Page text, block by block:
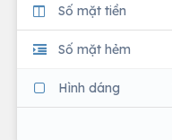
Số mặt tiền
Số mặt hẻm
Hình dáng